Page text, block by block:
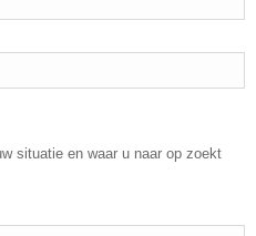
situatie en waar u naar op zoekt